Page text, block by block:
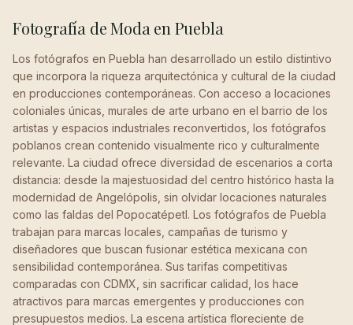
Fotografía de Moda en Puebla
Los fotógrafos en Puebla han desarrollado un estilo distintivo
que incorpora la riqueza arquitectónica y cultural de la ciudad
en producciones contemporáneas. Con acceso a locaciones
coloniales únicas, murales de arte urbano en el barrio de los
artistas y espacios industriales reconvertidos, los fotógrafos
poblanos crean contenido visualmente rico y culturalmente
relevante. La ciudad ofrece diversidad de escenarios a corta
distancia: desde la majestuosidad del centro histórico hasta la
modernidad de Angelópolis, sin olvidar locaciones naturales
como las faldas del Popocatépetl. Los fotógrafos de Puebla
trabajan para marcas locales, campañas de turismo y
diseñadores que buscan fusionar estética mexicana con
sensibilidad contemporánea. Sus tarifas competitivas
comparadas con CDMX, sin sacrificar calidad, los hace
atractivos para marcas emergentes y producciones con
presupuestos medios. La escena artística floreciente de